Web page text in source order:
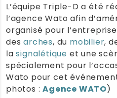
L’équipe Triple-D a été
l’agence Wato afin
organisé pour
desarches, du mobilier,
lasignalétique et une
spécialement pour
Wato pour cet
photos :Agence WATO)